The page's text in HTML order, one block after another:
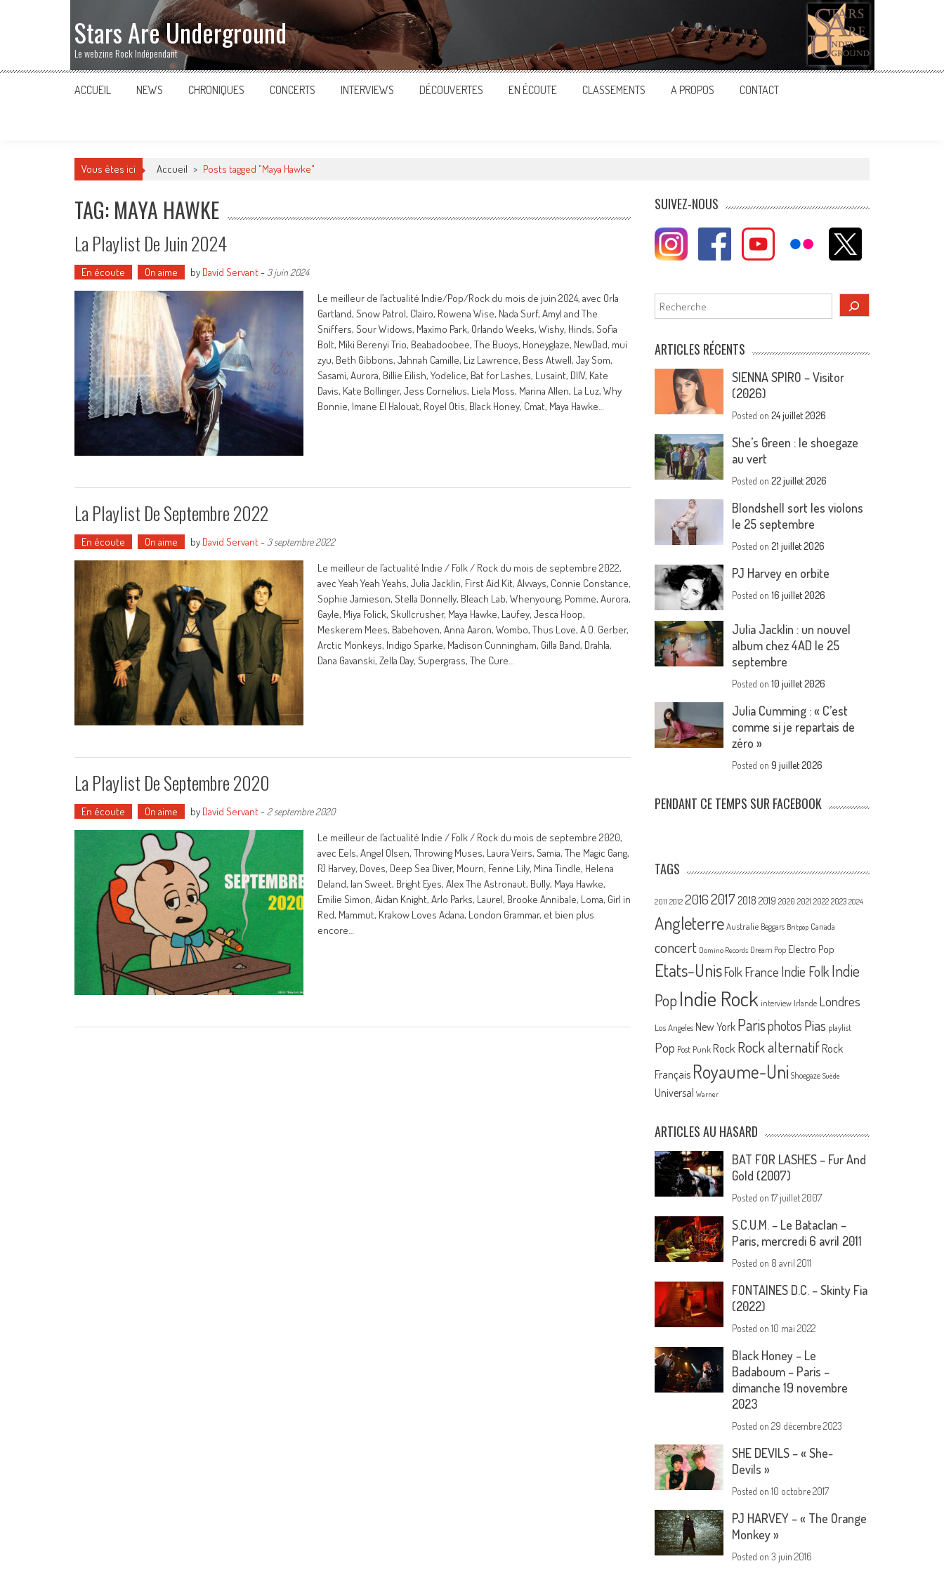
Stars Are Underground
Le webzine Rock Indépendant
ACCUEIL NEWS CHRONIQUES CONCERTS INTERVIEWS DÉCOUVERTES EN ÉCOUTE CLASSEMENTS A PROPOS CONTACT
Vous êtes ici Accueil > Posts tagged "Maya Hawke"
TAG: MAYA HAWKE
La Playlist De Juin 2024
En écoute On aime by David Servant- 3 juin 2024
Le meilleur de l’actualité Indie/Pop/Rock du mois de juin 2024, avec Orla
Gartland, Snow Patrol, Clairo, Rowena Wise, Nada Surf, Amyl and The
Sniffers, Sour Widows, Maxïmo Park, Orlando Weeks, Wishy, Hinds, Sofia
Bolt, Miki Berenyi Trio, Beabadoobee, The Buoys, Honeyglaze, NewDad, mui
zyu, Beth Gibbons, Jahnah Camille, Liz Lawrence, Bess Atwell, Jay Som,
Sasami, Aurora, Billie Eilish, Yodelice, Bat for Lashes, Lusaint, DIIV, Kate
Davis, Kate Bollinger, Jess Cornelius, Liela Moss, Marina Allen, La Luz, Why
Bonnie, Imane El Halouat, Royel Otis, Black Honey, Cmat, Maya Hawke…
La Playlist De Septembre 2022
En écoute On aime by David Servant- 3 septembre 2022
Le meilleur de l’actualité Indie / Folk / Rock du mois de septembre 2022,
avec Yeah Yeah Yeahs, Julia Jacklin, First Aid Kit, Alvvays, Connie Constance,
Sophie Jamieson, Stella Donnelly, Bleach Lab, Whenyoung, Pomme, Aurora,
Gayle, Miya Folick, Skullcrusher, Maya Hawke, Laufey, Jesca Hoop,
Meskerem Mees, Babehoven, Anna Aaron, Wombo, Thus Love, A.O. Gerber,
Arctic Monkeys, Indigo Sparke, Madison Cunningham, Gilla Band, Drahla,
Dana Gavanski, Zella Day, Supergrass, The Cure…
La Playlist De Septembre 2020
En écoute On aime by David Servant- 2 septembre 2020
Le meilleur de l’actualité Indie / Folk / Rock du mois de septembre 2020,
avec Eels, Angel Olsen, Throwing Muses, Laura Veirs, Samia, The Magic Gang,
PJ Harvey, Doves, Deep Sea Diver, Mourn, Fenne Lily, Mina Tindle, Helena
Deland, Ian Sweet, Bright Eyes, Alex The Astronaut, Bully, Maya Hawke,
Emilie Simon, Aidan Knight, Arlo Parks, Laurel, Brooke Annibale, Loma, Girl in
Red, Mammut, Krakow Loves Adana, London Grammar, et bien plus
encore…
SUIVEZ-NOUS
Rechercher
ARTICLES RÉCENTS
SIENNA SPIRO – Visitor
(2026)
Posted on24 juillet 2026
She’s Green : le shoegaze
au vert
Posted on22 juillet 2026
Blondshell sort les violons
le 25 septembre
Posted on21 juillet 2026
PJ Harvey en orbite
Posted on16 juillet 2026
Julia Jacklin : un nouvel
album chez 4AD le 25
septembre
Posted on10 juillet 2026
Julia Cumming : « C’est
comme si je repartais de
zéro »
Posted on9 juillet 2026
PENDANT CE TEMPS SUR FACEBOOK
TAGS
2011 2012 20162017 2018 2019 2020 2021 2022 2023 2024
Angleterre Australie Beggars Britpop Canada
concert Domino Records Dream Pop Electro Pop
Etats-UnisFolk France Indie FolkIndie
PopIndie Rock interview Irlande Londres
Los Angeles New York Parisphotos Pias playlist
Pop Post Punk Rock Rock alternatif Rock
Français Royaume-Uni Shoegaze Suède
Universal Warner
ARTICLES AU HASARD
BAT FOR LASHES – Fur And
Gold (2007)
Posted on17 juillet 2007
S.C.U.M. – Le Bataclan –
Paris, mercredi 6 avril 2011
Posted on 8 avril 2011
FONTAINES D.C. – Skinty Fia
(2022)
Posted on10 mai 2022
Black Honey – Le
Badaboum – Paris –
dimanche 19 novembre
2023
Posted on29 décembre 2023
SHE DEVILS – « She-
Devils »
Posted on10 octobre 2017
PJ HARVEY – « The Orange
Monkey »
Posted on3 juin 2016